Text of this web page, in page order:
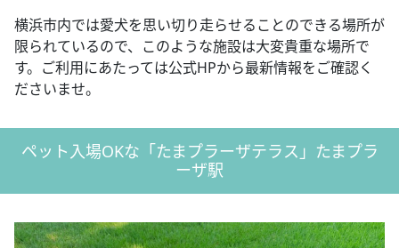
横浜市内では愛犬を思い切り走らせることのできる場所が
限られているので、このような施設は大変貴重な場所で
す。ご利用にあたっては公式HPから最新情報をご確認く
ださいませ。
ペット入場OKな「たまプラーザテラス」たまプラ
ーザ駅